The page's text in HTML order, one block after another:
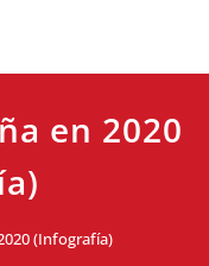
en 2020
(Infografía)